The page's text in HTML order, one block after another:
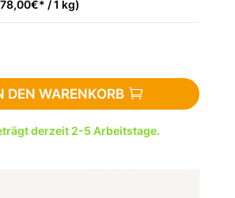
/ 1 kg)
DEN WARENKORB
derzeit 2-5 Arbeitstage.